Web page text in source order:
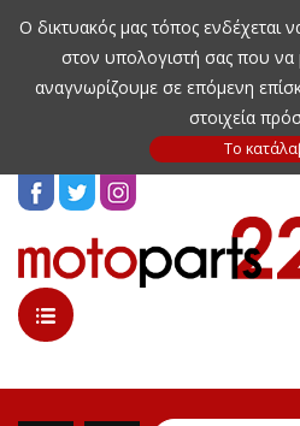
Ο δικτυακός μας τόπος ενδέχεται
στον υπολογιστή σας που να
αναγνωρίζουμε σε επόμενη
στοιχεία